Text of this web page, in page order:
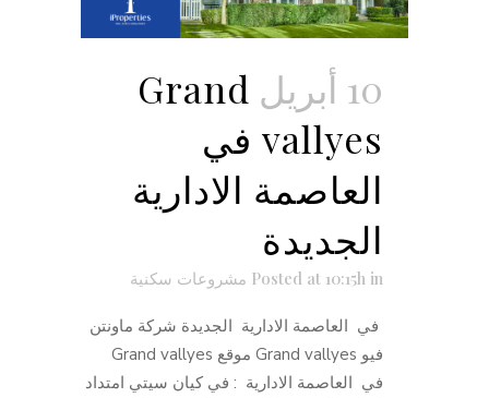
10 أبريل
Grand
vallyes في
العاصمة الادارية
الجديدة
Posted at 10:15h in مشروعات سكنية
في العاصمة الادارية الجديدة شركة ماونتن
في العاصمة الادارية : في كيان سيتي امتداد